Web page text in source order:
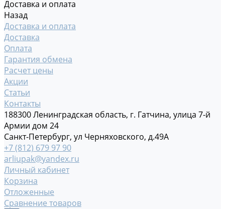
Доставка и оплата
Назад
Доставка и оплата
Доставка
Оплата
Гарантия обмена
Расчет цены
Акции
Статьи
Контакты
188300 Ленинградская область, г. Гатчина, улица 7-й
Армии дом 24
Санкт-Петербург, ул Черняховского, д.49А
+7 (812) 679 97 90
arliupak@yandex.ru
Личный кабинет
Корзина
Отложенные
Сравнение товаров